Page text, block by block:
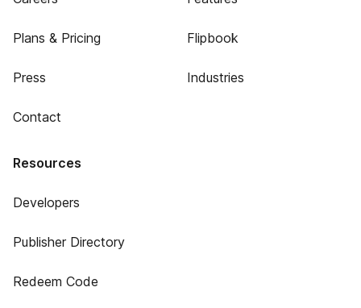
Plans & Pricing
Press
Contact
Flipbook
Industries
Resources
Developers
Publisher Directory
Redeem Code